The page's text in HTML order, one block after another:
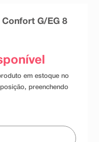
Confort G/EG 8